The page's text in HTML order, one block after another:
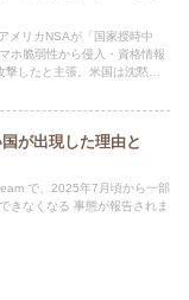
メリカNSAが「国家授時中
ホ脆弱性から侵入・資格情報
したと主張。米国は沈黙、
が出現した理由と
で、2025年7月頃から一部
きなくなる 事態が報告されま